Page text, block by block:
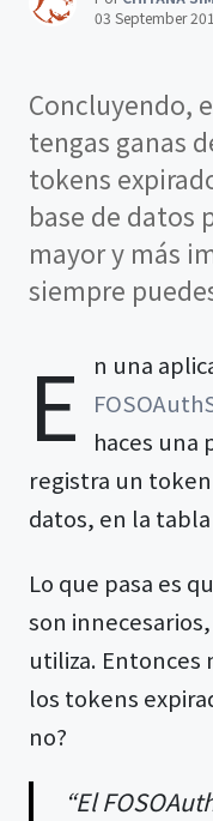
03 September
Concluyendo,
tengas ganas
tokens
base de datos
mayor y más
siempre
E
n una
haces una
registra un
datos, en la tabla
Lo que pasa es
son
utiliza. Entonces
los tokens
no?
“El FOSOAuthServerBundle no